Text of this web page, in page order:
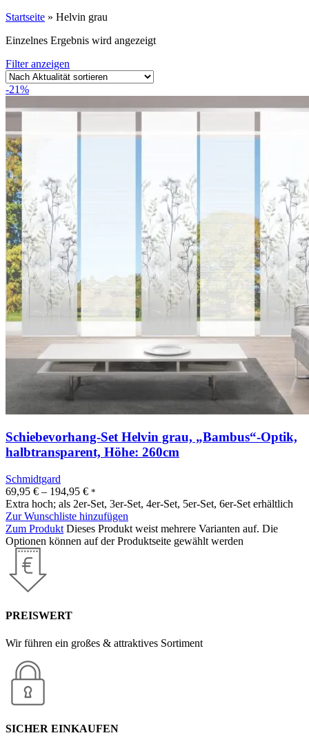
Startseite » Helvin grau
Einzelnes Ergebnis wird angezeigt
Filter anzeigen
-21%
Schiebevorhang-Set Helvin grau, „Bambus“-Optik,
halbtransparent, Höhe: 260cm
Schmidtgard
69,95 € – 194,95 € *
Extra hoch; als 2er-Set, 3er-Set, 4er-Set, 5er-Set, 6er-Set erhältlich
Zur Wunschliste hinzufügen
Zum Produkt Dieses Produkt weist mehrere Varianten auf. Die
Optionen können auf der Produktseite gewählt werden
PREISWERT
Wir führen ein großes & attraktives Sortiment
SICHER EINKAUFEN